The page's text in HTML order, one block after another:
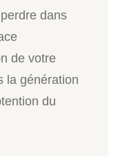
dans
de votre
la génération
du